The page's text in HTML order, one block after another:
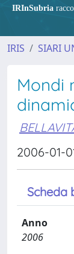
IRInSubria
IRIS SIARI
Mondi
2006-01-
Scheda
Anno
2006